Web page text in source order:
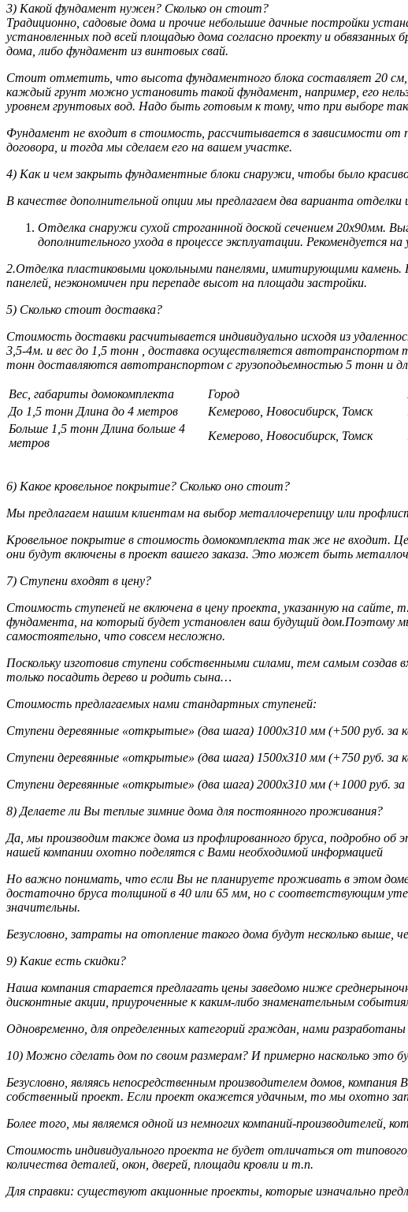
3) Какой фундамент нужен? Сколько он стоит?
Традиционно, садовые дома и прочие небольшие дачные постройки
установленных под всей площадью дома согласно проекту и обвязанных
дома, либо фундамент из винтовых свай.
Стоит отметить, что высота фундаментного блока составляет 20
каждый грунт можно установить такой фундамент, например, его
уровнем грунтовых вод. Надо быть готовым к тому, что при выборе
Фундамент не входит в стоимость, рассчитывается в зависимости
договора, и тогда мы сделаем его на вашем участке.
4) Как и чем закрыть фундаментные блоки снаружи, чтобы было
В качестве дополнительной опции мы предлагаем два варианта отделки
Отделка снаружи сухой строганнной доской сечением 20х90мм.
дополнительного ухода в процессе эксплуатации. Рекомендуется
2.Отделка пластиковыми цокольными панелями, имитирующими
панелей, неэкономичен при перепаде высот на площади застройки.
5) Сколько стоит доставка?
Стоимость доставки расчитывается индивидуально исходя из
3,5-4м. и вес до 1,5 тонн , доставка осуществляется автотранспортом
тонн доставляются автотранспортом с грузоподьемностью 5 тонн и
Вес, габариты домокомплекта Город
До 1,5 тонн Длина до 4 метров Кемерово, Новосибирск, Томск
Больше 1,5 тонн Длина больше 4
метров
Кемерово, Новосибирск, Томск
6) Какое кровельное покрытие? Сколько оно стоит?
Мы предлагаем нашим клиентам на выбор металлочерепицу или
Кровельное покрытие в стоимость домокомплекта так же не входит.
они будут включены в проект вашего заказа. Это может быть
7) Ступени входят в цену?
Стоимость ступеней не включена в цену проекта, указанную на
фундамента, на который будет установлен ваш будущий дом.Поэтому
самостоятельно, что совсем несложно.
Поскольку изготовив ступени собственными силами, тем самым
только посадить дерево и родить сына…
Стоимость предлагаемых нами стандартных ступеней:
Ступени деревянные «открытые» (два шага) 1000х310 мм (+500 руб.
Ступени деревянные «открытые» (два шага) 1500х310 мм (+750 руб.
Ступени деревянные «открытые» (два шага) 2000х310 мм (+1000 руб.
8) Делаете ли Вы теплые зимние дома для постоянного проживания?
Да, мы производим также дома из профлированного бруса, подробно
нашей компании охотно поделятся с Вами необходимой информацией
Но важно понимать, что если Вы не планируете проживать в этом доме
достаточно бруса толщиной в 40 или 65 мм, но с соответствующим
значительны.
Безусловно, затраты на отопление такого дома будут несколько выше,
9) Какие есть скидки?
Наша компания старается предлагать цены заведомо ниже
дисконтные акции, приуроченные к каким-либо знаменательным
Одновременно, для определенных категорий граждан, нами
10) Можно сделать дом по своим размерам? И примерно насколько это
Безусловно, являясь непосредственным производителем домов,
собственный проект. Если проект окажется удачным, то мы охотно
Более того, мы являемся одной из немногих компаний-производителей,
Стоимость индивидуального проекта не будет отличаться от
количества деталей, окон, дверей, площади кровли и т.п.
Для справки: существуют акционные проекты, которые изначально